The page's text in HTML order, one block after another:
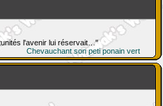
l'avenir lui réservait…"
Chevauchant son peti ponain vert